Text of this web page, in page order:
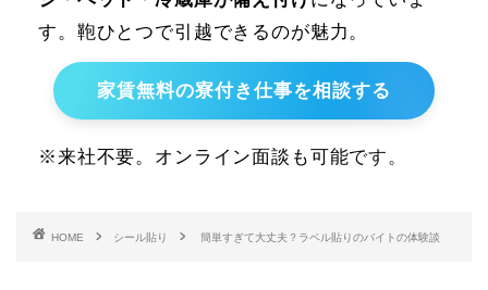
す。鞄ひとつで引越できるのが魅力。
家賃無料の寮付き仕事を相談する
※来社不要。オンライン面談も可能です。
HOME シール貼り 簡単すぎて大丈夫？ラベル貼りのバイトの体験談